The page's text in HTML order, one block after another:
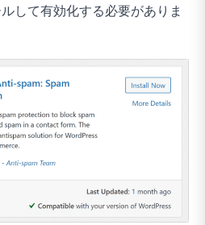
して有効化する必要がありま